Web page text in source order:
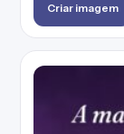
Criar imagem